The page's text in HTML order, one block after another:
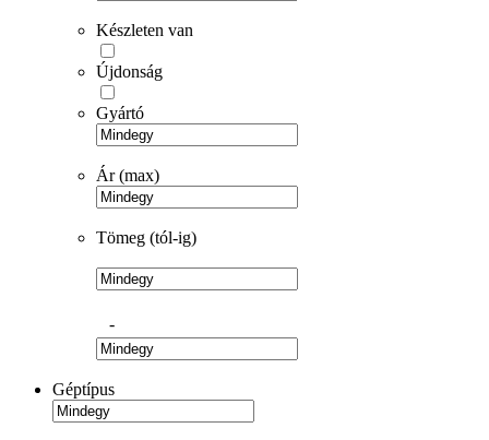
Készleten van
Újdonság
Gyártó
Ár (max)
Tömeg (tól-ig)
-
Géptípus